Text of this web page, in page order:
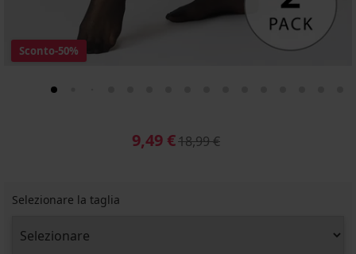
Sconto-50%
9,49 €18,99 €
Selezionare la taglia